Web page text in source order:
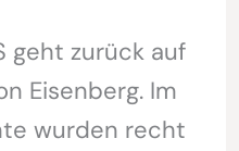
geht zurück auf
Eisenberg. Im
wurden recht